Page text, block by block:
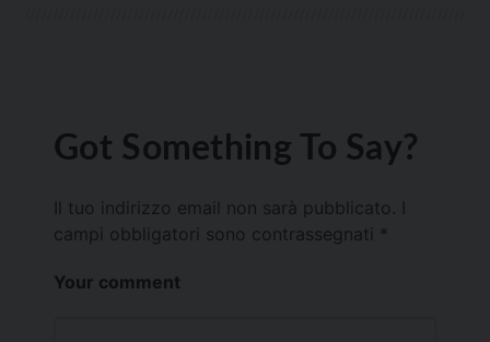
Got Something To Say?
Il tuo indirizzo email non sarà pubblicato.
campi obbligatori sono contrassegnati *
Your comment